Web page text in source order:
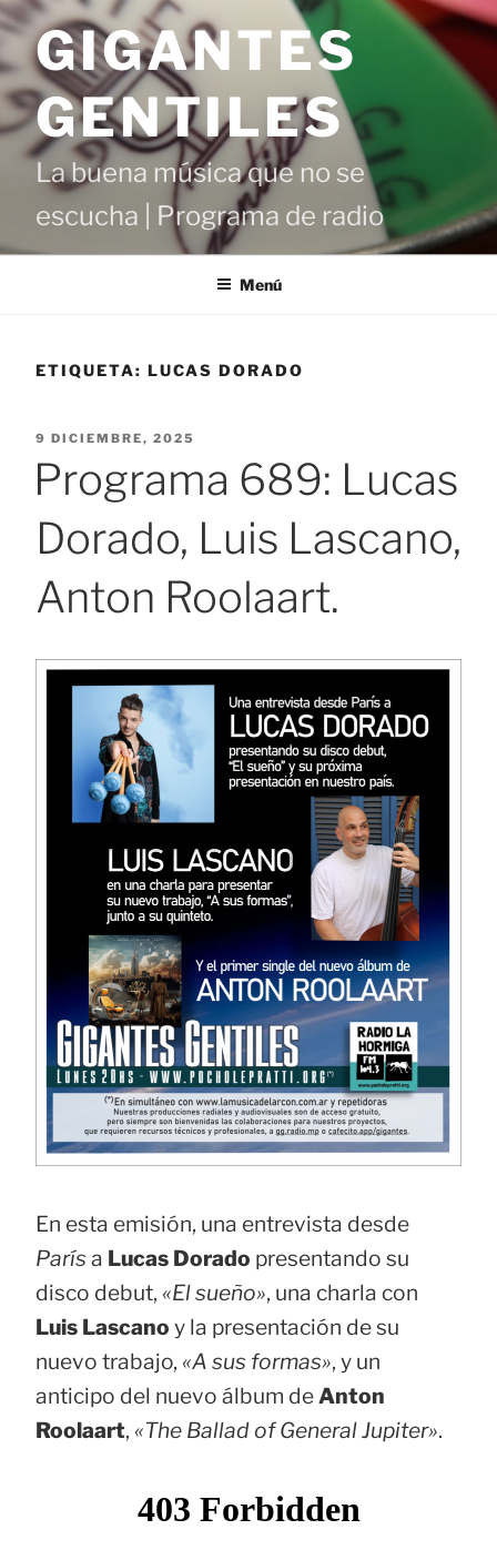
Saltar
contenido
GIGANTES
GENTILES
La buena música que no se
escucha | Programa de radio
Menú
ETIQUETA: LUCAS DORADO
PUBLICADO
9 DICIEMBRE, 2025
Programa 689: Lucas
Dorado, Luis Lascano,
Anton Roolaart.
En esta emisión, una entrevista desde
París a Lucas Dorado presentando su
disco debut, «El sueño», una charla con
Luis Lascano y la presentación de su
nuevo trabajo, «A sus formas», y un
anticipo del nuevo álbum deAnton
Roolaart, «The Ballad of General Jupiter».